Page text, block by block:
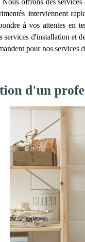
Nous offrons des
interviennent
à vos attentes en
services d'installation et
pour nos services
d'un